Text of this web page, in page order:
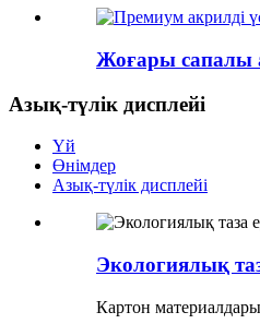
Жоғары сапалы
Азық-түлік дисплейі
Үй
Өнімдер
Азық-түлік дисплейі
Экологиялық
Картон